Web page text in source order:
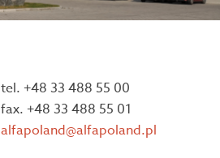
tel. +48 33 488 55 00
fax. +48 33 488 55 01
alfapoland@alfapoland.pl